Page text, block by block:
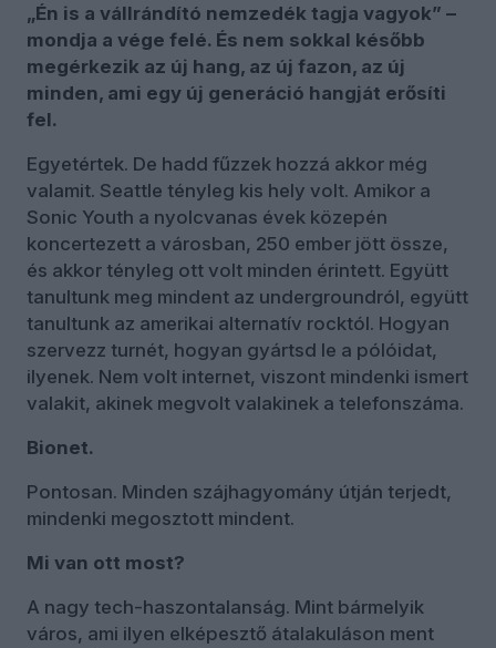
„Én is a vállrándító nemzedék tagja vagyok” –
mondja a vége felé. És nem sokkal később
megérkezik az új hang, az új fazon, az új
minden, ami egy új generáció hangját erősíti
fel.
Egyetértek. De hadd fűzzek hozzá akkor még
valamit. Seattle tényleg kis hely volt. Amikor a
Sonic Youth a nyolcvanas évek közepén
koncertezett a városban, 250 ember jött össze,
és akkor tényleg ott volt minden érintett. Együtt
tanultunk meg mindent az undergroundról, együtt
tanultunk az amerikai alternatív rocktól. Hogyan
szervezz turnét, hogyan gyártsd le a pólóidat,
ilyenek. Nem volt internet, viszont mindenki ismert
valakit, akinek megvolt valakinek a telefonszáma.
Bionet.
Pontosan. Minden szájhagyomány útján terjedt,
mindenki megosztott mindent.
Mi van ott most?
A nagy tech-haszontalanság. Mint bármelyik
város, ami ilyen elképesztő átalakuláson ment